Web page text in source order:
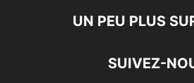
UN PEU PLUS
SUIVEZ-